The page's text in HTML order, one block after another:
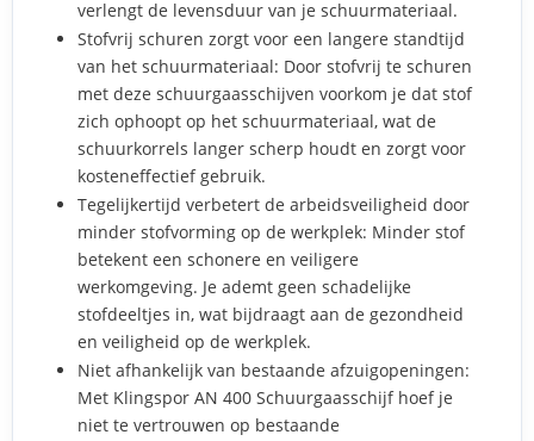
verlengt de levensduur van je schuurmateriaal.
Stofvrij schuren zorgt voor een langere standtijd
van het schuurmateriaal: Door stofvrij te schuren
met deze schuurgaasschijven voorkom je dat stof
zich ophoopt op het schuurmateriaal, wat de
schuurkorrels langer scherp houdt en zorgt voor
kosteneffectief gebruik.
Tegelijkertijd verbetert de arbeidsveiligheid door
minder stofvorming op de werkplek: Minder stof
betekent een schonere en veiligere
werkomgeving. Je ademt geen schadelijke
stofdeeltjes in, wat bijdraagt aan de gezondheid
en veiligheid op de werkplek.
Niet afhankelijk van bestaande afzuigopeningen:
Met Klingspor AN 400 Schuurgaasschijf hoef je
niet te vertrouwen op bestaande